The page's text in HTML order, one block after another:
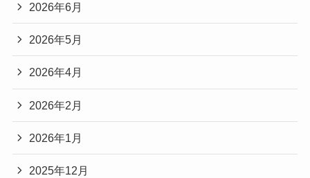
2026年6月
2026年5月
2026年4月
2026年2月
2026年1月
2025年12月